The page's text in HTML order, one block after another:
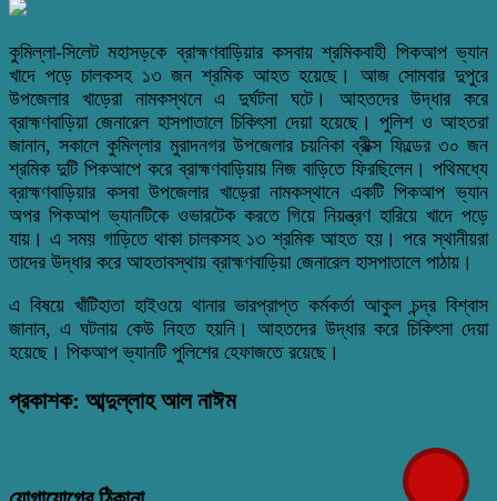
কুমিল্লা-সিলেট মহাসড়কে ব্রাহ্মণবাড়িয়ার কসবায় শ্রমিকবাহী পিকআপ ভ্যান
খাদে পড়ে চালকসহ ১৩ জন শ্রমিক আহত হয়েছে। আজ সোমবার দুপুরে
উপজেলার খাড়েরা নামকস্থনে এ দুর্ঘটনা ঘটে। আহতদের উদ্ধার করে
ব্রাহ্মণবাড়িয়া জেনারেল হাসপাতালে চিকিৎসা দেয়া হয়েছে। পুলিশ ও আহতরা
জানান, সকালে কুমিল্লার মুরাদনগর উপজেলার চয়নিকা ব্রীক্স ফিল্ডের ৩০ জন
শ্রমিক দুটি পিকআপে করে ব্রাহ্মণবাড়িয়ায় নিজ বাড়িতে ফিরছিলেন। পথিমধ্যে
ব্রাহ্মণবাড়িয়ার কসবা উপজেলার খাড়েরা নামকস্থানে একটি পিকআপ ভ্যান
অপর পিকআপ ভ্যানটিকে ওভারটেক করতে গিয়ে নিয়ন্ত্রণ হারিয়ে খাদে পড়ে
যায়। এ সময় গাড়িতে থাকা চালকসহ ১৩ শ্রমিক আহত হয়। পরে স্থানীয়রা
তাদের উদ্ধার করে আহতাবস্থায় ব্রাহ্মণবাড়িয়া জেনারেল হাসপাতালে পাঠায়।
এ বিষয়ে খাঁটিহাতা হাইওয়ে থানার ভারপ্রাপ্ত কর্মকর্তা আকুল চন্দ্র বিশ্বাস
জানান, এ ঘটনায় কেউ নিহত হয়নি। আহতদের উদ্ধার করে চিকিৎসা দেয়া
হয়েছে। পিকআপ ভ্যানটি পুলিশের হেফাজতে রয়েছে।
প্রকাশক: আব্দুল্লাহ আল নাঈম